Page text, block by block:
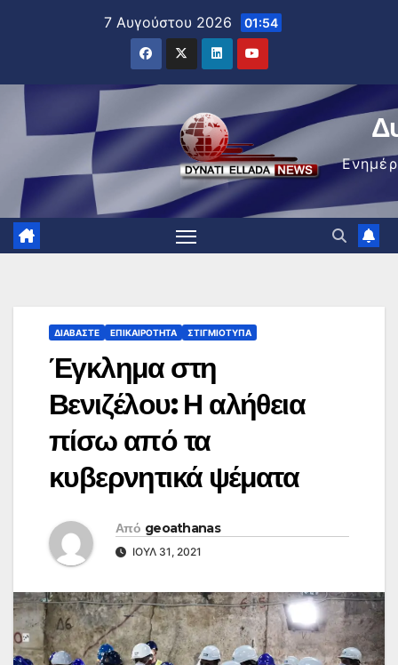
7 Αυγούστου 2026 01:54
ΔΙΑΒΆΣΤΕ ΕΠΙΚΑΙΡΌΤΗΤΑ ΣΤΙΓΜΙΌΤΥΠΑ
Έγκλημα στη
Βενιζέλου: Η αλήθεια
πίσω από τα
κυβερνητικά ψέματα
Από geoathanas
ΙΟΎΛ 31, 2021